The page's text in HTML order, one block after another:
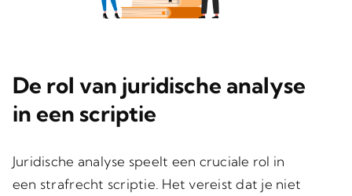
De rol van juridische analyse
in een scriptie
Juridische analyse speelt een cruciale rol in
een strafrecht scriptie. Het vereist dat je niet